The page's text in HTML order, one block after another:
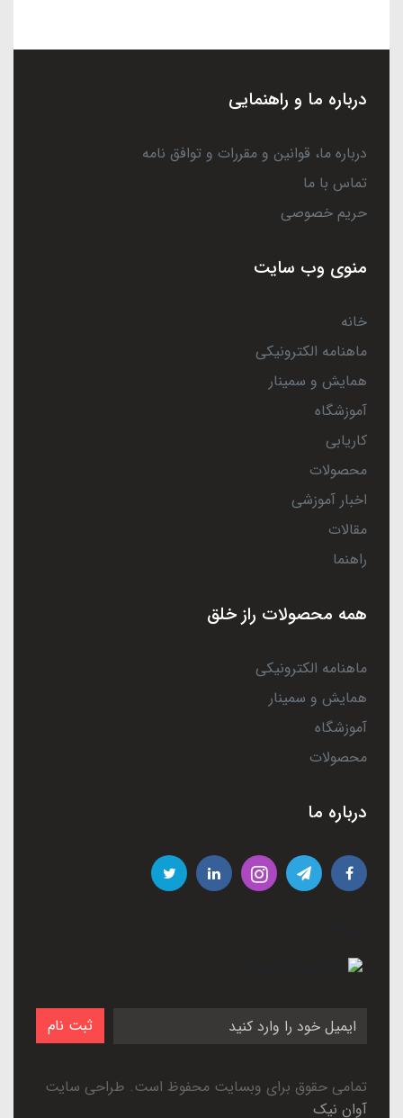
درباره ما و راهنمایی
درباره ما، قوانین و مقررات و توافق نامه
تماس با ما
حریم خصوصی
منوی وب سایت
خانه
ماهنامه الکترونیکی
همایش و سمینار
آموزشگاه
کاریابی
محصولات
اخبار آموزشی
مقالات
راهنما
همه محصولات راز خلق
ماهنامه الکترونیکی
همایش و سمینار
آموزشگاه
محصولات
درباره ما
ثبت نام
تمامی حقوق برای وبسایت محفوظ است. طراحی سایت
آوان نیک